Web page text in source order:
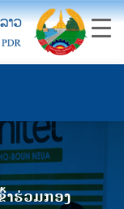
າຮ່ວມກອງ